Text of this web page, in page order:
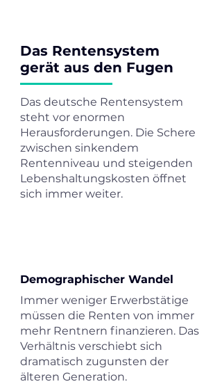
Das Rentensystem
gerät aus den Fugen
Das deutsche Rentensystem
steht vor enormen
Herausforderungen. Die Schere
zwischen sinkendem
Rentenniveau und steigenden
Lebenshaltungskosten öffnet
sich immer weiter.
Demographischer Wandel
Immer weniger Erwerbstätige
müssen die Renten von immer
mehr Rentnern finanzieren. Das
Verhältnis verschiebt sich
dramatisch zugunsten der
älteren Generation.